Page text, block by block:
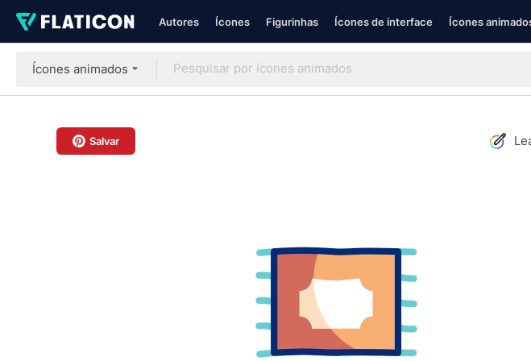
Autores Ícones Figurinhas Ícones de interface Ícones
Ícones animados
Salvar